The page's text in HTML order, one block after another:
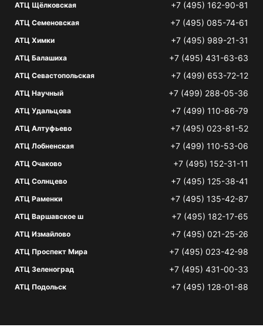
АТЦ Щёлковская +7 (495) 162-90-81
АТЦ Семеновская +7 (495) 085-74-61
АТЦ Химки +7 (495) 989-21-31
АТЦ Балашиха +7 (495) 431-63-63
АТЦ Севастопольская +7 (499) 653-72-12
АТЦ Научный +7 (499) 288-05-36
АТЦ Удальцова +7 (499) 110-86-79
АТЦ Алтуфьево +7 (495) 023-81-52
АТЦ Лобненская +7 (499) 110-53-06
АТЦ Очаково +7 (495) 152-31-11
АТЦ Солнцево +7 (495) 125-38-41
АТЦ Раменки +7 (495) 135-42-87
АТЦ Варшавское ш +7 (495) 182-17-65
АТЦ Измайлово +7 (495) 021-25-26
АТЦ Проспект Мира +7 (495) 023-42-98
АТЦ Зеленоград +7 (495) 431-00-33
АТЦ Подольск +7 (495) 128-01-88